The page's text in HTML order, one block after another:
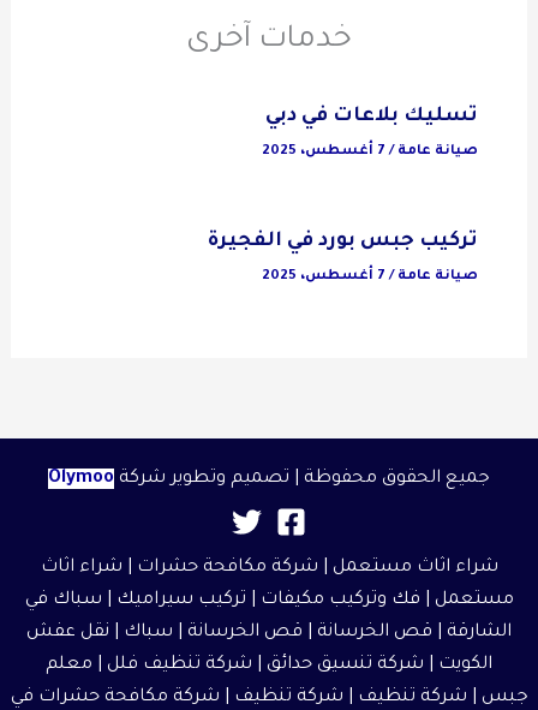
خدمات آخرى
تسليك بلاعات في دبي
صيانة عامة / 7 أغسطس، 2025
تركيب جبس بورد في الفجيرة
صيانة عامة / 7 أغسطس، 2025
جميع الحقوق محفوظة | تصميم وتطوير شركة Olymoo
شراء اثاث مستعمل شركة مكافحة حشرات
شراء اثاث
مستعمل | فك وتركيب مكيفات | تركيب سيراميك | سباك في
الشارقة
قص الخرسانة | قص الخرسانة | سباك | نقل عفش
الكويت
شركة تنسيق حدائق شركة تنظيف فلل
معلم
جبس
شركة تنظيف شركة تنظيف شركة مكافحة حشرات في